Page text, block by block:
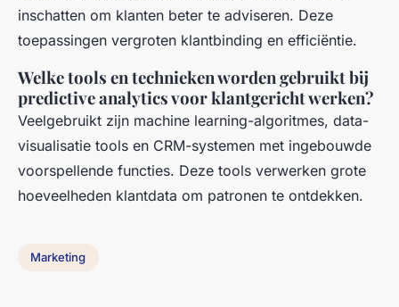
inschatten om klanten beter te adviseren. Deze
toepassingen vergroten klantbinding en efficiëntie.
Welke tools en technieken worden gebruikt bij
predictive analytics voor klantgericht werken?
Veelgebruikt zijn machine learning-algoritmes, data-
visualisatie tools en CRM-systemen met ingebouwde
voorspellende functies. Deze tools verwerken grote
hoeveelheden klantdata om patronen te ontdekken.
Marketing